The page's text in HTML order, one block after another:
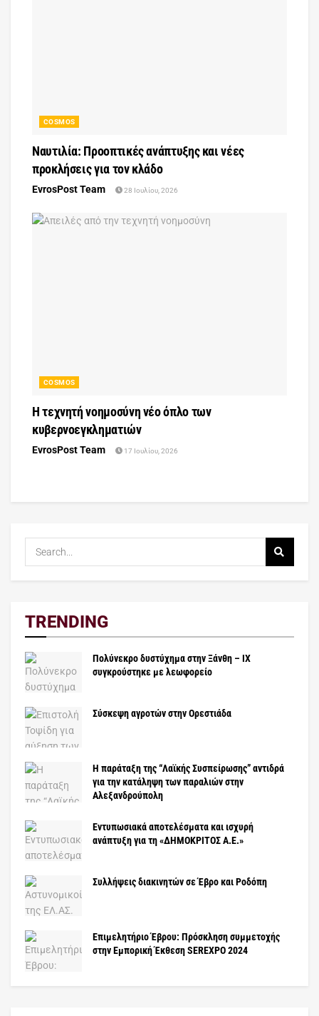
COSMOS
Ναυτιλία: Προοπτικές ανάπτυξης και νέες
προκλήσεις για τον κλάδο
EvrosPost Team 28 Ιουλίου, 2026
COSMOS
Η τεχνητή νοημοσύνη νέο όπλο των
κυβερνοεγκληματιών
EvrosPost Team 17 Ιουλίου, 2026
TRENDING
Πολύνεκρο δυστύχημα στην Ξάνθη – ΙΧ
συγκρούστηκε με λεωφορείο
Σύσκεψη αγροτών στην Ορεστιάδα
H παράταξη της “Λαϊκής Συσπείρωσης” αντιδρά
για την κατάληψη των παραλιών στην
Αλεξανδρούπολη
Εντυπωσιακά αποτελέσματα και ισχυρή
ανάπτυξη για τη «ΔΗΜΟΚΡΙΤΟΣ Α.Ε.»
Συλλήψεις διακινητών σε Έβρο και Ροδόπη
Επιμελητήριο Έβρου: Πρόσκληση συμμετοχής
στην Εμπορική Έκθεση SEREXPO 2024